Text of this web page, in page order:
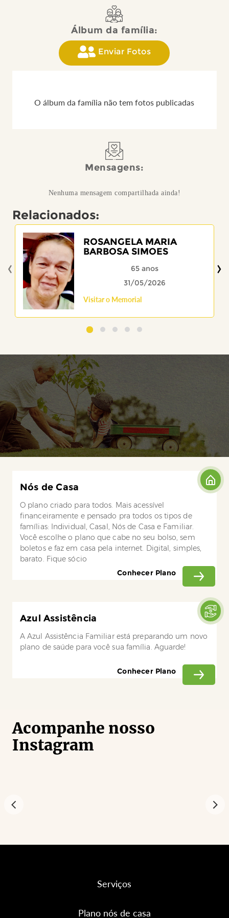
Álbum da família:
Enviar Fotos
O álbum da família não tem fotos publicadas
Mensagens:
Nenhuma mensagem compartilhada ainda!
Relacionados:
ROSANGELA MARIA
BARBOSA SIMOES
65 anos
31/05/2026
Visitar o Memorial
‹ ›
Nós de Casa
O plano criado para todos. Mais acessível
financeiramente e pensado pra todos os tipos de
famílias: Individual, Casal, Nós de Casa e Familiar.
Você escolhe o plano que cabe no seu bolso, sem
boletos e faz em casa pela internet. Digital, simples,
barato. Fique sócio
Conhecer Plano
Azul Assistência
A Azul Assistência Familiar está preparando um novo
plano de saúde para você sua família. Aguarde!
Conhecer Plano
Acompanhe nosso
Instagram
Serviços
Plano nós de casa